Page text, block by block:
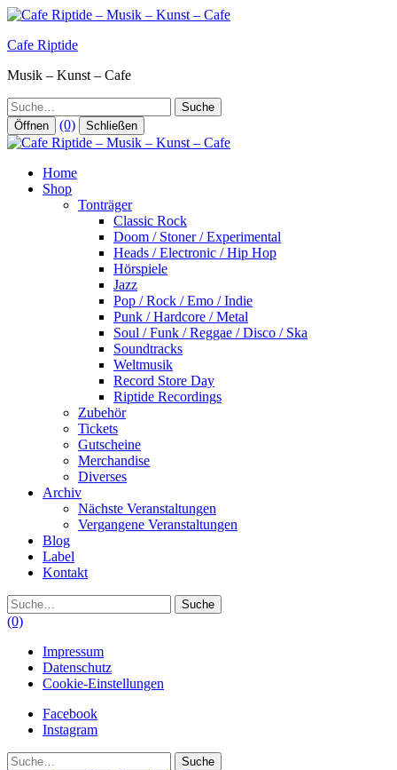
Zum
springen
Cafe Riptide
Musik – Kunst – Cafe
Suche
Öffnen (0) Schließen
Home
Shop
Tonträger
Classic Rock
Doom / Stoner / Experimental
Heads / Electronic / Hip Hop
Hörspiele
Jazz
Pop / Rock / Emo / Indie
Punk / Hardcore / Metal
Soul / Funk / Reggae / Disco / Ska
Soundtracks
Weltmusik
Record Store Day
Riptide Recordings
Zubehör
Tickets
Gutscheine
Merchandise
Diverses
Archiv
Nächste Veranstaltungen
Vergangene Veranstaltungen
Blog
Label
Kontakt
Suche
(0)
Impressum
Datenschutz
Cookie-Einstellungen
Facebook
Instagram
Suche